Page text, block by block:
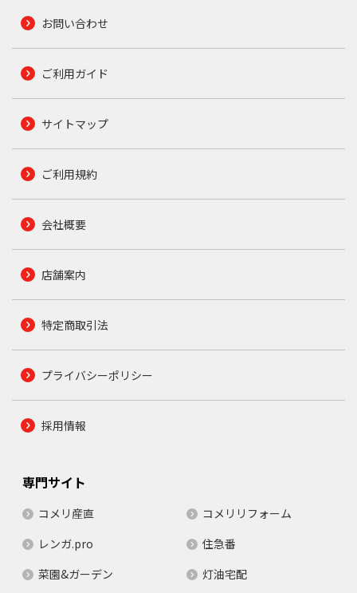
お問い合わせ
ご利用ガイド
サイトマップ
ご利用規約
会社概要
店舗案内
特定商取引法
プライバシーポリシー
採用情報
専門サイト
コメリ産直
コメリリフォーム
レンガ.pro
住急番
菜園&ガーデン
灯油宅配